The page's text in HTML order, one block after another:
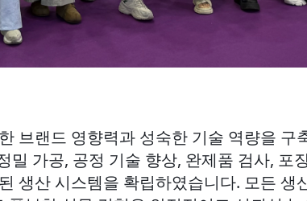
브랜드 영향력과 성숙한 기술 역량을 구
가공, 공정 기술 향상, 완제품 검사, 포
생산 시스템을 확립하였습니다. 모든 생